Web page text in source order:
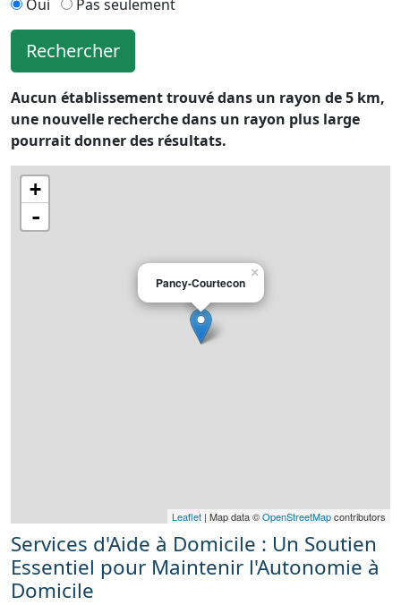
Oui
Pas seulement
Rechercher
Aucun établissement trouvé dans un rayon de 5 km,
une nouvelle recherche dans un rayon plus large
pourrait donner des résultats.
×
Pancy-Courtecon
+
-
Leaflet | Map data ©OpenStreetMapcontributors
Services d'Aide à Domicile : Un Soutien
Essentiel pour Maintenir l'Autonomie à
Domicile